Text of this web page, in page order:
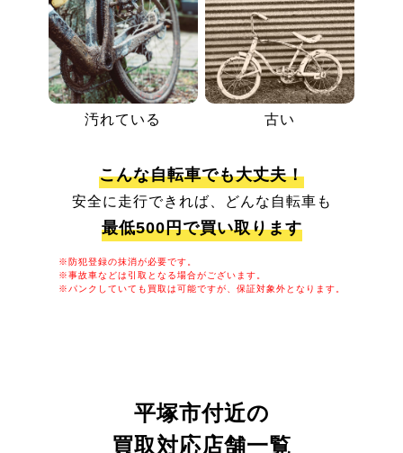
汚れている 古い
こんな自転車でも大丈夫！
安全に走行できれば、どんな自転車も
最低500円で買い取ります
※防犯登録の抹消が必要です。
※事故車などは引取となる場合がございます。
※パンクしていても買取は可能ですが、保証対象外となります。
平塚市付近の
買取対応店舗一覧